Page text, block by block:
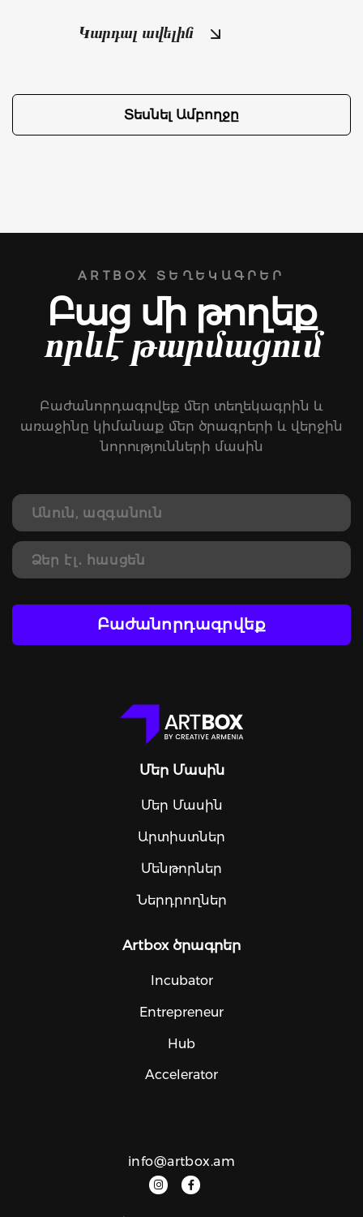
Կարդալ ավելին
Տեսնել Ամբողջը
ARTBOX ՏԵՂԵԿԱԳՐԵՐ
Բաց մի թողեք
որևէ թարմացում
Բաժանորդագրվեք մեր տեղեկագրին և
առաջինը կիմանաք մեր ծրագրերի և վերջին
նորությունների մասին
Բաժանորդագրվեք
Մեր Մասին
Մեր Մասին
Արտիստներ
Մենթորներ
Ներդրողներ
Artbox ծրագրեր
Incubator
Entrepreneur
Hub
Accelerator
info@artbox.am